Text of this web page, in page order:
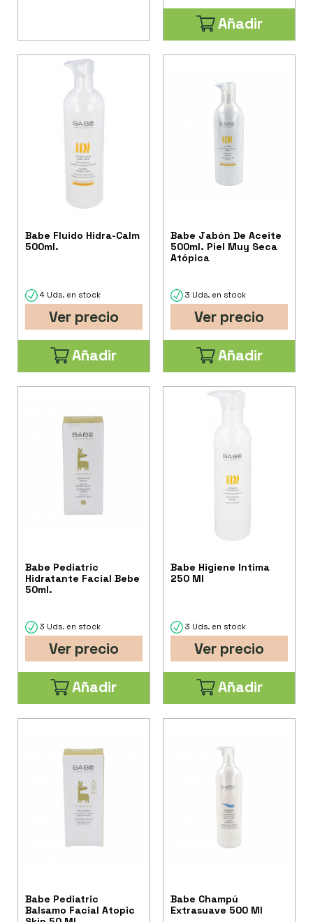
Añadir
Babe Fluido Hidra-Calm
500ml.
4 Uds. en stock
Ver precio
Añadir
Babe Jabón De Aceite
500ml. Piel Muy Seca
Atópica
3 Uds. en stock
Ver precio
Añadir
Babe Pediatric
Hidratante Facial Bebe
50ml.
3 Uds. en stock
Ver precio
Añadir
Babe Higiene Intima
250 Ml
3 Uds. en stock
Ver precio
Añadir
Babe Pediatric
Balsamo Facial Atopic
Babe Champú
Extrasuave 500 Ml